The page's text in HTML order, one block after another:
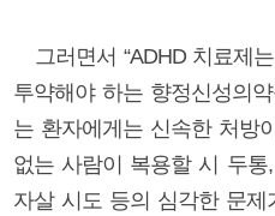
그러면서 “ADHD 치료제
투약해야 하는 향정신성의
는 환자에게는 신속한 처방
없는 사람이 복용할 시 두
자살 시도 등의 심각한 문